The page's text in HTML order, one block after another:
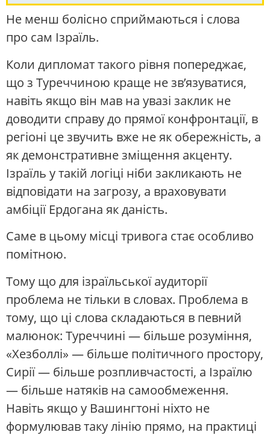
Не менш болісно сприймаються і слова
про сам Ізраїль.
Коли дипломат такого рівня попереджає,
що з Туреччиною краще не зв’язуватися,
навіть якщо він мав на увазі заклик не
доводити справу до прямої конфронтації, в
регіоні це звучить вже не як обережність, а
як демонстративне зміщення акценту.
Ізраїль у такій логіці ніби закликають не
відповідати на загрозу, а враховувати
амбіції Ердогана як даність.
Саме в цьому місці тривога стає особливо
помітною.
Тому що для ізраїльської аудиторії
проблема не тільки в словах. Проблема в
тому, що ці слова складаються в певний
малюнок: Туреччині — більше розуміння,
«Хезболлі» — більше політичного простору,
Сирії — більше розпливчастості, а Ізраїлю
— більше натяків на самообмеження.
Навіть якщо у Вашингтоні ніхто не
формулював таку лінію прямо, на практиці